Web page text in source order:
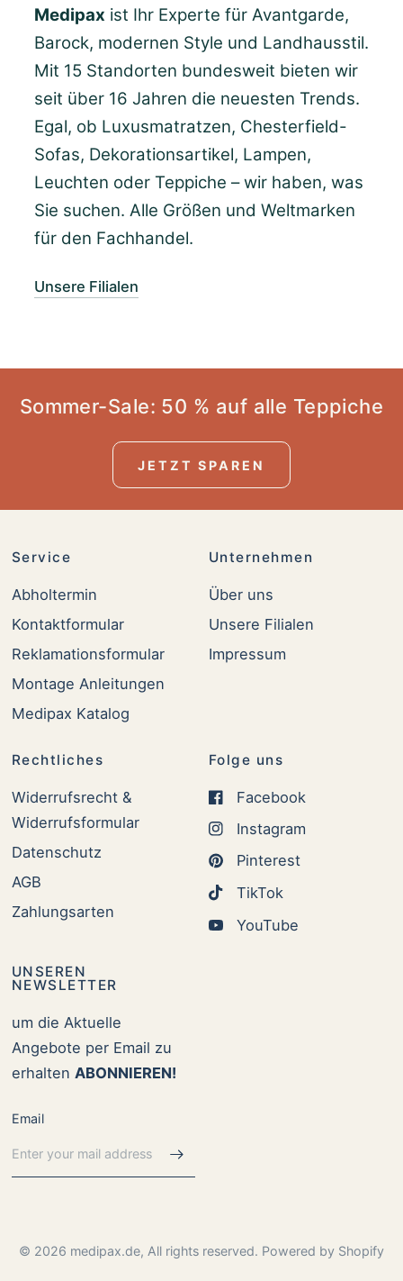
Medipax ist Ihr Experte für Avantgarde,
Barock, modernen Style und Landhausstil.
Mit 15 Standorten bundesweit bieten wir
seit über 16 Jahren die neuesten Trends.
Egal, ob Luxusmatratzen, Chesterfield-
Sofas, Dekorationsartikel, Lampen,
Leuchten oder Teppiche – wir haben, was
Sie suchen. Alle Größen und Weltmarken
für den Fachhandel.
Unsere Filialen
Sommer-Sale: 50 % auf alle Teppiche
JETZT SPAREN
Service
Abholtermin
Kontaktformular
Reklamationsformular
Montage Anleitungen
Medipax Katalog
Unternehmen
Über uns
Unsere Filialen
Impressum
Rechtliches
Widerrufsrecht &
Widerrufsformular
Datenschutz
AGB
Zahlungsarten
Folge uns
Facebook
Instagram
Pinterest
TikTok
YouTube
UNSEREN
NEWSLETTER
um die Aktuelle
Angebote per Email zu
erhalten ABONNIEREN!
Email
© 2026 medipax.de, All rights reserved. Powered by Shopify